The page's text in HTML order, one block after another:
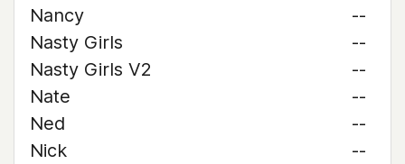
Nancy
--
Nasty Girls
--
Nasty Girls V2
--
Nate
--
Ned
--
Nick
--